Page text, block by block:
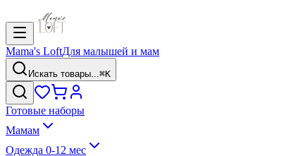
Mama's LoftДля малышей и мам
Искать товары...⌘K
Готовые наборы
Мамам
Одежда 0-12 мес